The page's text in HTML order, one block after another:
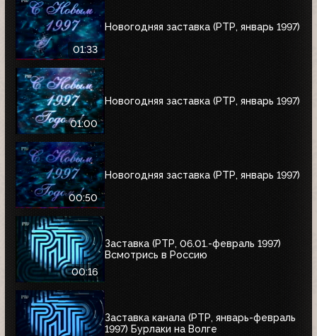
01:33
Новогодняя заставка (РТР, январь 1997)
01:00
Новогодняя заставка (РТР, январь 1997)
00:50
Новогодняя заставка (РТР, январь 1997)
00:16
Заставка (РТР, 06.01.-февраль 1997)
Всмотрись в Россию
Заставка канала (РТР, январь-февраль
1997) Бурлаки на Волге